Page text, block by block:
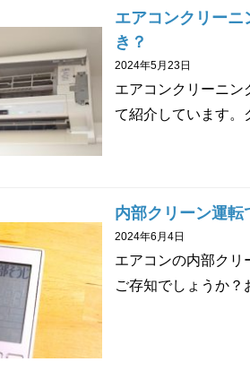
エアコンクリー
き？
2024年5月23日
エアコンクリーニン
て紹介しています。
内部クリーン運転
2024年6月4日
エアコンの内部クリ
ご存知でしょうか？